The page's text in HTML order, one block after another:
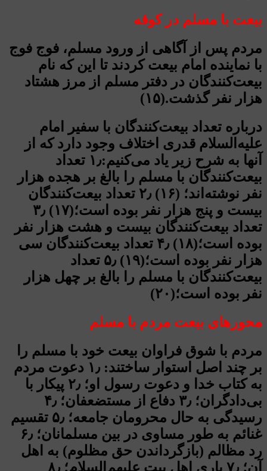
بیعت با مسلم در کوفه
مردم پس از آگاهی از ورود مسلم، فوج فوج
با نماینده امام بیعت کردند تا این که نام
بیعت‌کنندگان در دفتر مسلم از مرز هشتاد
هزار نفر گذشت.(۱۵)
درباره تعداد بیعت‌کنندگان با سفیر امام
علیه‌السلام قدری اختلاف وجود دارد که از
آنها به شرح زیر یاد می‌کنیم:۱٫ تعداد
بیعت‌کنندگان با مسلم را بالغ بر هجده هزار
نفر نوشته‌اند؛ (۱۶) ۲٫ تعداد بیعت‌کنندگان
بیست و پنج هزار نفر بوده است؛(۱۷) ۳٫
تعداد بیعت‌کنندگان بیست و هشت هزار نفر
بوده است؛(۱۸) ۴٫ تعداد بیعت‌کنندگان سی
هزار نفر بوده است؛(۱۹) ۵٫ تعداد
بیعت‌کنندگان با مسلم را بالغ بر چهل هزار
نفر بوده است؛(۲۰)
محورهای بیعت مردم با مسلم
مردم با شوق فراوان بیعت خود با مسلم را
بر چند اصل استوار ساختند: ۱٫ دعوت مردم
به کتاب خدا و دعوت رسول او؛ ۲٫ پیکار با
بی‌دادگران؛ ۳٫ دفاع از مستضعفان؛ ۴٫
رسیدگی به حال محرومان جامعه؛ ۵٫ تقسیم
غنائم به طور مساوی در بین مسلمانان؛ ۶٫
رد مظالم (بازگرداندن حق مظلوم) به اهل
آن؛ ۷٫ یاری اهل بیت علیهم‌السلام؛ ۸٫